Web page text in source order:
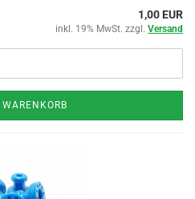
1,00 EUR
inkl. 19% MwSt. zzgl. Versand
WARENKORB